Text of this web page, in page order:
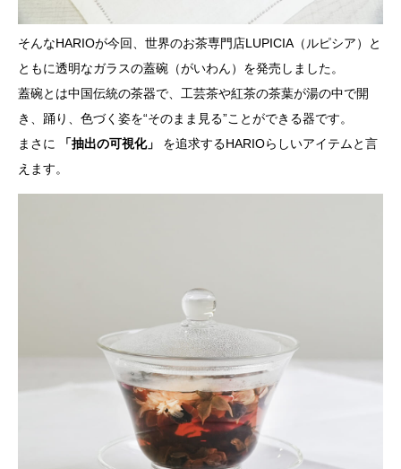
そんなHARIOが今回、世界のお茶専門店LUPICIA（ルピシア）と
ともに透明なガラスの蓋碗（がいわん）を発売しました。
蓋碗とは中国伝統の茶器で、工芸茶や紅茶の茶葉が湯の中で開
き、踊り、色づく姿を“そのまま見る”ことができる器です。
まさに
「抽出の可視化」
を追求するHARIOらしいアイテムと言
えます。